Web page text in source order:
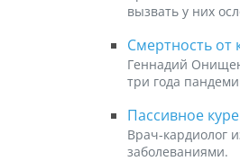
вызвать у них
Смертность от
Геннадий
три года
Пассивное
Врач-кардиолог
заболеваниями.